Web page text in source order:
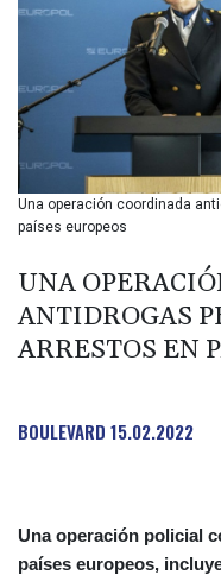
Una operación coordinada
países europeos
UNA
ANTIDROGAS
ARRESTOS EN
BOULEVARD 15.02.2022
Una operación policial
países europeos,